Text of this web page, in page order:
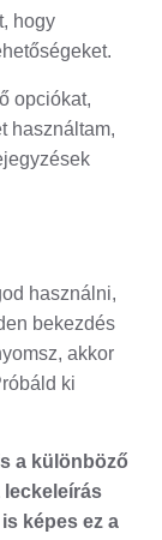
hogy
opciókat,
használtam,
használni,
bekezdés
akkor
ki
a különböző
leckeleírás
képes ez a